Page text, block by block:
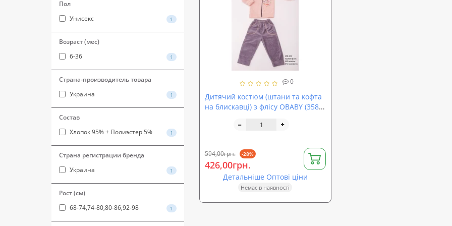
Пол
Унисекс
1
Возраст (мес)
6-36
1
Страна-производитель товара
Украина
1
Состав
Хлопок 95% + Полиэстер 5%
1
Страна регистрации бренда
Украина
1
Рост (см)
68-74,74-80,80-86,92-98
1
0
Дитячий костюм (штани та кофта
на блискавці) з флісу OBABY (358-
594,00грн. -28%
426,00грн.
Детальніше Оптові ціни
Немає в наявності